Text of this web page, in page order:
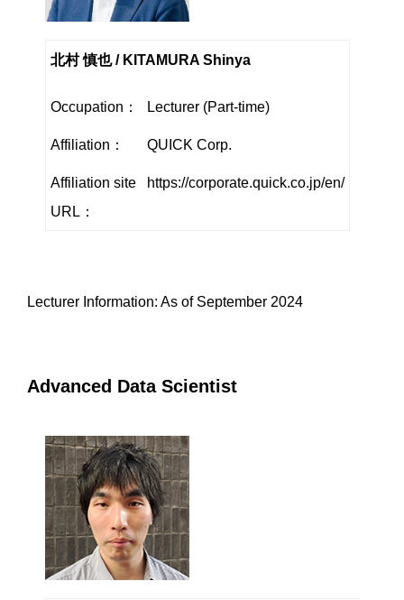
北村 慎也 / KITAMURA Shinya
Occupation： Lecturer (Part-time)
Affiliation： QUICK Corp.
Affiliation site
URL：
https://corporate.quick.co.jp/en/
Lecturer Information: As of September 2024
Advanced Data Scientist